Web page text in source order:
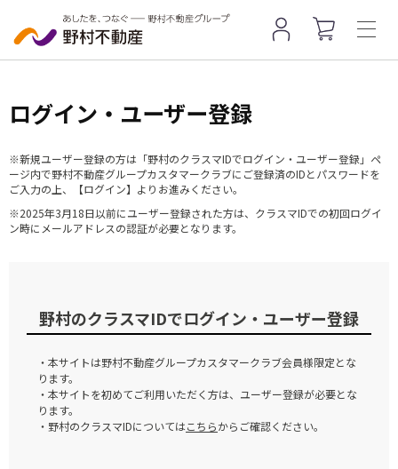
ログイン・ユーザー登録
※新規ユーザー登録の方は「野村のクラスマIDでログイン・ユーザー登録」ペ
ージ内で野村不動産グループカスタマークラブにご登録済のIDとパスワードを
ご入力の上、【ログイン】よりお進みください。
※2025年3月18日以前にユーザー登録された方は、クラスマIDでの初回ログイ
ン時にメールアドレスの認証が必要となります。
野村のクラスマIDでログイン・ユーザー登録
・本サイトは野村不動産グループカスタマークラブ会員様限定とな
ります。
・本サイトを初めてご利用いただく方は、ユーザー登録が必要とな
ります。
・野村のクラスマIDについてはこちらからご確認ください。